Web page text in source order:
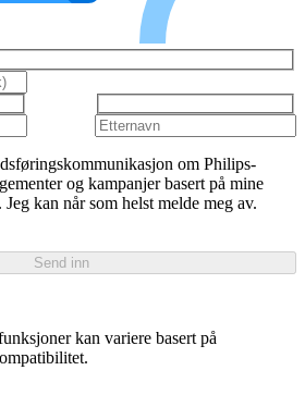
om Philips-
og kampanjer basert på mine
kan når som helst melde meg av.
Send inn
kan variere basert på